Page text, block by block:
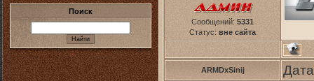
Поиск
Сообщений: 5331
Статус: вне сайта
ARMDxSinij